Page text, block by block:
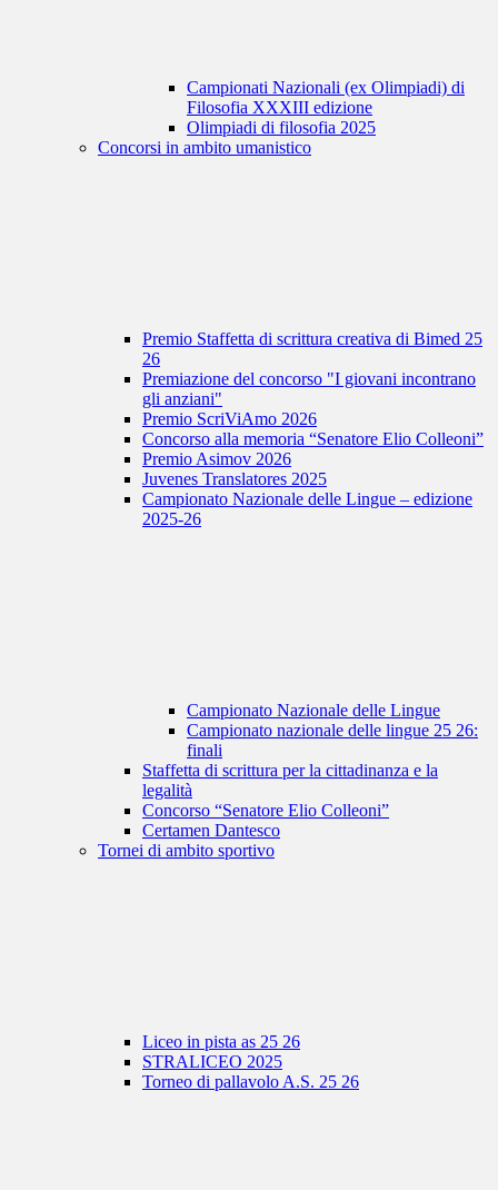
Campionati Nazionali (ex Olimpiadi) di
Filosofia XXXIII edizione
Olimpiadi di filosofia 2025
Concorsi in ambito umanistico
Premio Staffetta di scrittura creativa di Bimed 25
26
Premiazione del concorso "I giovani incontrano
gli anziani"
Premio ScriViAmo 2026
Concorso alla memoria “Senatore Elio Colleoni”
Premio Asimov 2026
Juvenes Translatores 2025
Campionato Nazionale delle Lingue – edizione
2025-26
Campionato Nazionale delle Lingue
Campionato nazionale delle lingue 25 26:
finali
Staffetta di scrittura per la cittadinanza e la
legalità
Concorso “Senatore Elio Colleoni”
Certamen Dantesco
Tornei di ambito sportivo
Liceo in pista as 25 26
STRALICEO 2025
Torneo di pallavolo A.S. 25 26